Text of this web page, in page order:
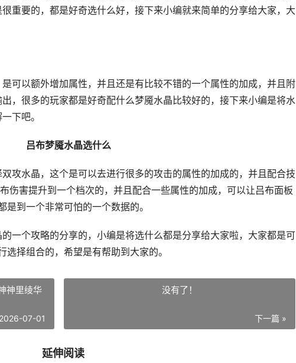
重要的，都是好奇选什么好，接下来小编就来简单的分享给大家，大
以额外增加属性，并且还是有比较不错的一个属性的加成，并且附
，很多的玩家都是好奇配什么梦魇水晶比较好的，接下来小编是将水
下吧。
吕布梦魇水晶选什么
水晶，这个是可以去进行很多的攻击的属性的加成的，并且配合技
伤害提升到一个档次的，并且配合一些属性的加成，可以让吕布面板
是到一个非常可怕的一个数据的。
个攻略的分享的，小编是将选什么都是分享给大家啦，大家都是可
选择组合的，希望是有帮助到大家的。
神里绫华
2026-07-01
没有了！
下一篇 »
延伸阅读